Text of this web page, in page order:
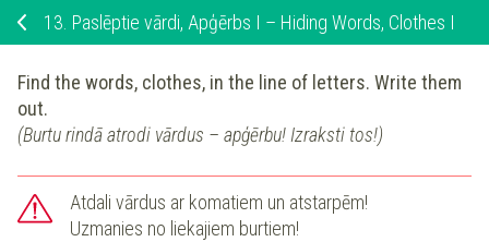
13. Paslēptie vārdi, Apģērbs I – Hiding Words, Clothes I
Find the words, clothes, in the line of letters. Write them
out.
(Burtu rindā atrodi vārdus – apģērbu! Izraksti tos!)
Atdali vārdus ar komatiem un atstarpēm!
Uzmanies no liekajiem burtiem!